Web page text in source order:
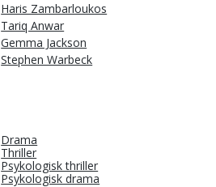
Haris Zambarloukos
Tariq Anwar
Gemma Jackson
Stephen Warbeck
Drama
Thriller
Psykologisk thriller
Psykologisk drama